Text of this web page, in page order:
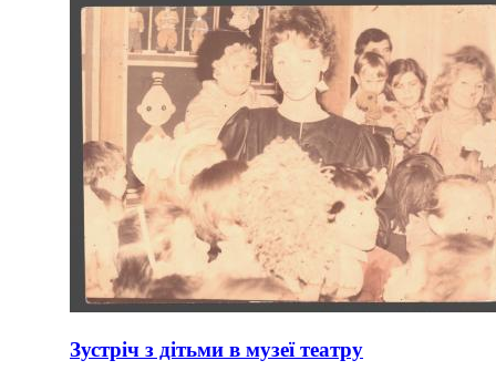
Зустріч з дітьми в музеї театру